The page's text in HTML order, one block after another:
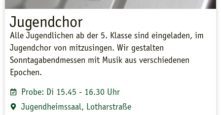
Jugendchor
Alle Jugendlichen ab der 5. Klasse sind eingeladen, im
Jugendchor von mitzusingen. Wir gestalten
Sonntagabendmessen mit Musik aus verschiedenen
Epochen.
Probe: Di 15.45 - 16.30 Uhr
Jugendheimssaal, Lotharstraße